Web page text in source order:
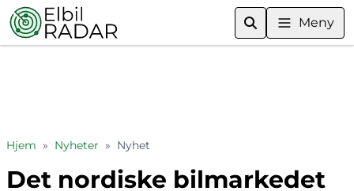
Meny
Hjem » Nyheter » Nyhet
Det nordiske bilmarkedet